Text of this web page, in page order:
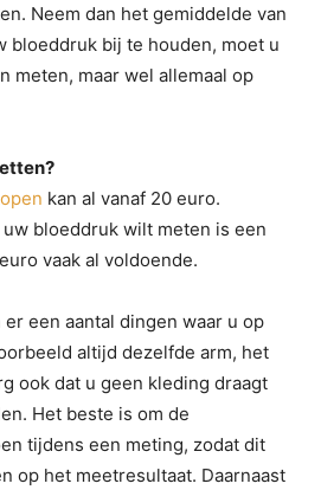
Neem dan het gemiddelde van
bloeddruk bij te houden, moet u
meten, maar wel allemaal op
kan al vanaf 20 euro.
bloeddruk wilt meten is een
vaak al voldoende.
een aantal dingen waar u op
altijd dezelfde arm, het
ook dat u geen kleding draagt
Het beste is om de
tijdens een meting, zodat dit
op het meetresultaat. Daarnaast